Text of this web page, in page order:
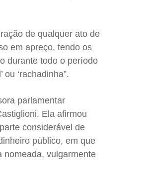
de qualquer ato de
em apreço, tendo os
durante todo o período
‘rachadinha”.
parlamentar
Ela afirmou
considerável de
público, em que
nomeada, vulgarmente